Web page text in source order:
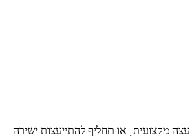
מקצועיתˎ או תחליף להתייעצות ישירה